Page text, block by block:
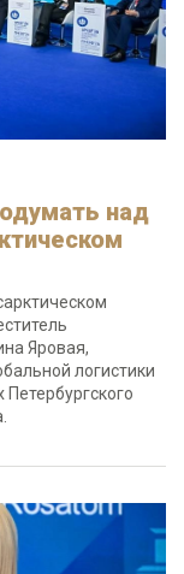
над
Яровая,
логистики
Петербургского